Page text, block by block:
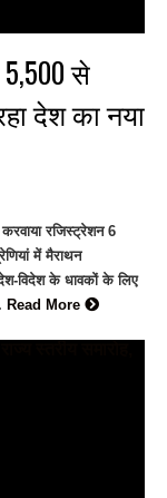
5,500 से
देश का नया
रजिस्ट्रेशन 6
में मैराथन
विदेश के धावकों के लिए
Read More